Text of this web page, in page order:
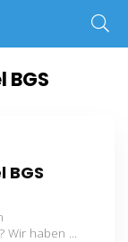
Wir haben ...